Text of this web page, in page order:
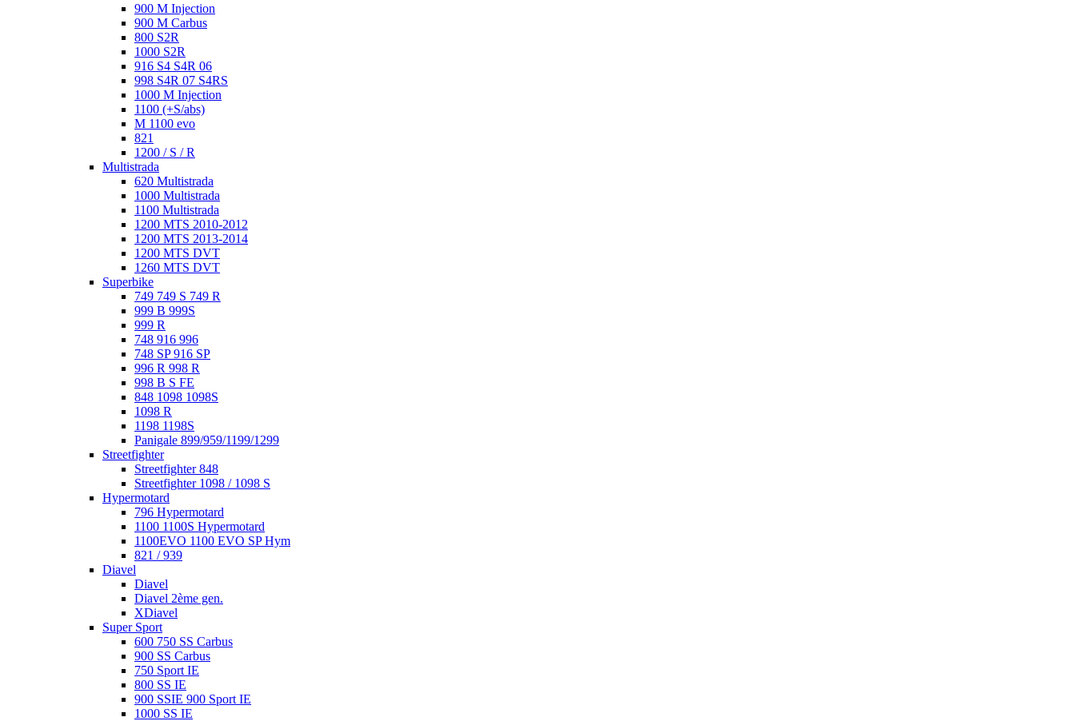
900 M Injection
900 M Carbus
800 S2R
1000 S2R
916 S4 S4R 06
998 S4R 07 S4RS
1000 M Injection
1100 (+S/abs)
M 1100 evo
821
1200 / S / R
Multistrada
620 Multistrada
1000 Multistrada
1100 Multistrada
1200 MTS 2010-2012
1200 MTS 2013-2014
1200 MTS DVT
1260 MTS DVT
Superbike
749 749 S 749 R
999 B 999S
999 R
748 916 996
748 SP 916 SP
996 R 998 R
998 B S FE
848 1098 1098S
1098 R
1198 1198S
Panigale 899/959/1199/1299
Streetfighter
Streetfighter 848
Streetfighter 1098 / 1098 S
Hypermotard
796 Hypermotard
1100 1100S Hypermotard
1100EVO 1100 EVO SP Hym
821 / 939
Diavel
Diavel
Diavel 2ème gen.
XDiavel
Super Sport
600 750 SS Carbus
900 SS Carbus
750 Sport IE
800 SS IE
900 SSIE 900 Sport IE
1000 SS IE